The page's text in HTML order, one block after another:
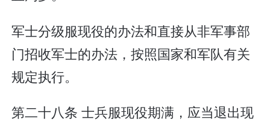
军士分级服现役的办法和直接从非军事部
门招收军士的办法，按照国家和军队有关
规定执行。
第二十八条 士兵服现役期满，应当退出现